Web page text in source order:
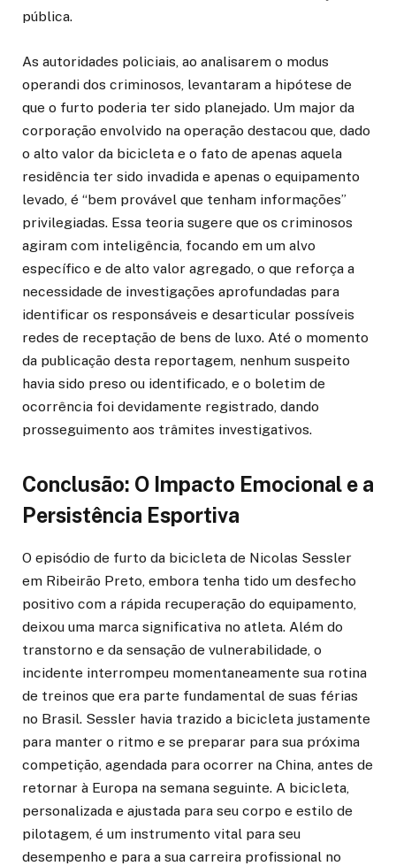
pública.
As autoridades policiais, ao analisarem o modus
operandi dos criminosos, levantaram a hipótese de
que o furto poderia ter sido planejado. Um major da
corporação envolvido na operação destacou que, dado
o alto valor da bicicleta e o fato de apenas aquela
residência ter sido invadida e apenas o equipamento
levado, é “bem provável que tenham informações”
privilegiadas. Essa teoria sugere que os criminosos
agiram com inteligência, focando em um alvo
específico e de alto valor agregado, o que reforça a
necessidade de investigações aprofundadas para
identificar os responsáveis e desarticular possíveis
redes de receptação de bens de luxo. Até o momento
da publicação desta reportagem, nenhum suspeito
havia sido preso ou identificado, e o boletim de
ocorrência foi devidamente registrado, dando
prosseguimento aos trâmites investigativos.
Conclusão: O Impacto Emocional e a
Persistência Esportiva
O episódio de furto da bicicleta de Nicolas Sessler
em Ribeirão Preto, embora tenha tido um desfecho
positivo com a rápida recuperação do equipamento,
deixou uma marca significativa no atleta. Além do
transtorno e da sensação de vulnerabilidade, o
incidente interrompeu momentaneamente sua rotina
de treinos que era parte fundamental de suas férias
no Brasil. Sessler havia trazido a bicicleta justamente
para manter o ritmo e se preparar para sua próxima
competição, agendada para ocorrer na China, antes de
retornar à Europa na semana seguinte. A bicicleta,
personalizada e ajustada para seu corpo e estilo de
pilotagem, é um instrumento vital para seu
desempenho e para a sua carreira profissional no